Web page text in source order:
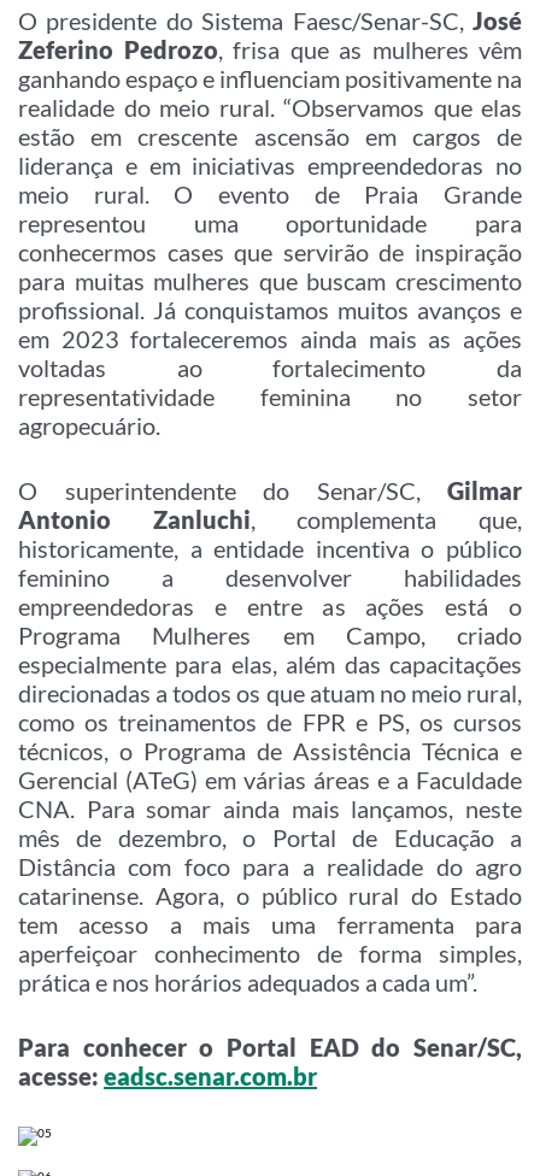
O presidente do Sistema Faesc/Senar-SC, José
Zeferino Pedrozo, frisa que as mulheres vêm
ganhando espaço e influenciam positivamente na
realidade do meio rural. “Observamos que elas
estão em crescente ascensão em cargos de
liderança e em iniciativas empreendedoras no
meio rural. O evento de Praia Grande
representou uma oportunidade para
conhecermos cases que servirão de inspiração
para muitas mulheres que buscam crescimento
profissional. Já conquistamos muitos avanços e
em 2023 fortaleceremos ainda mais as ações
voltadas ao fortalecimento da
representatividade feminina no setor
agropecuário.
O superintendente do Senar/SC, Gilmar
Antonio Zanluchi, complementa que,
historicamente, a entidade incentiva o público
feminino a desenvolver habilidades
empreendedoras e entre as ações está o
Programa Mulheres em Campo, criado
especialmente para elas, além das capacitações
direcionadas a todos os que atuam no meio rural,
como os treinamentos de FPR e PS, os cursos
técnicos, o Programa de Assistência Técnica e
Gerencial (ATeG) em várias áreas e a Faculdade
CNA. Para somar ainda mais lançamos, neste
mês de dezembro, o Portal de Educação a
Distância com foco para a realidade do agro
catarinense. Agora, o público rural do Estado
tem acesso a mais uma ferramenta para
aperfeiçoar conhecimento de forma simples,
prática e nos horários adequados a cada um”.
Para conhecer o Portal EAD do Senar/SC,
acesse: eadsc.senar.com.br